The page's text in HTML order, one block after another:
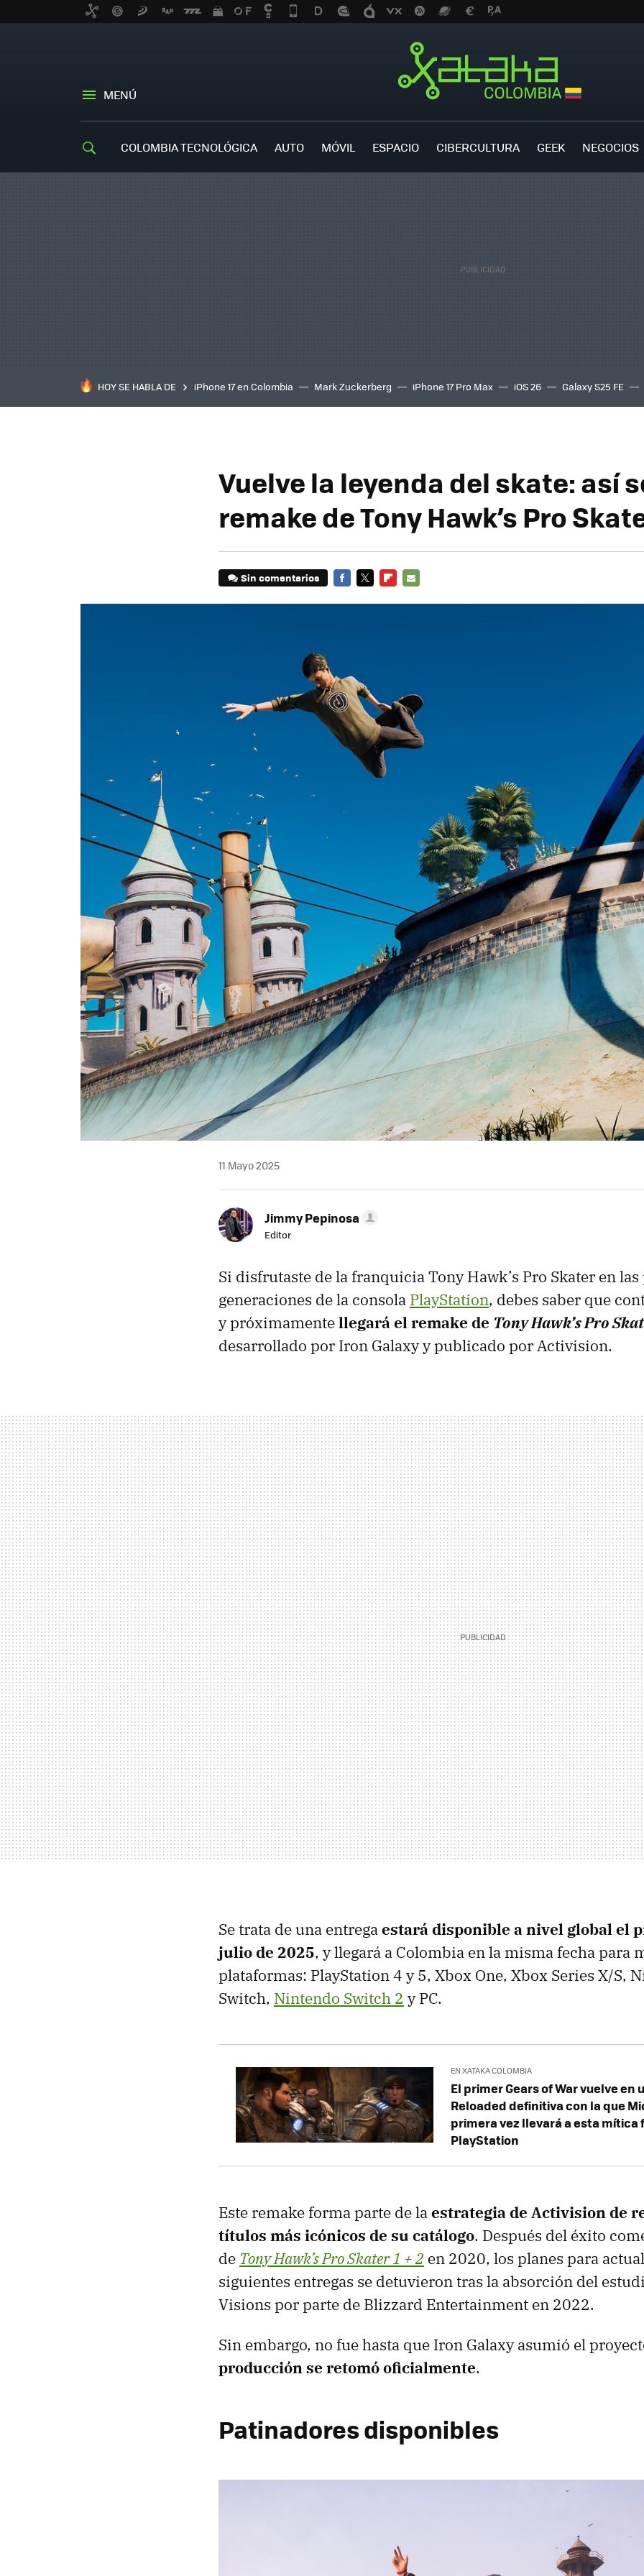
MENÚ
COLOMBIA TECNOLÓGICA AUTO MÓVIL ESPACIO CIBERCULTURA GEEK NEGOCIOS
HOY SE HABLA DE iPhone 17 en Colombia Mark Zuckerberg iPhone 17 Pro Max iOS 26 Galaxy S25 FE
inteligente
IA TCL C8K
Vuelve la leyenda del skate: así
remake de Tony Hawk’s Pro
Sin comentarios
11 Mayo 2025
Jimmy Pepinosa
Editor
Si disfrutaste de la franquicia Tony Hawk’s Pro Skater en
generaciones de la consola PlayStation, debes saber que
y próximamentellegará el remake de Tony Hawk’s Pro
desarrollado por Iron Galaxy y publicado por Activision.
Se trata de una entregaestará disponible a nivel global el
julio de 2025, y llegará a Colombia en la misma fecha para
plataformas: PlayStation 4 y 5, Xbox One, Xbox Series X/S,
Switch, Nintendo Switch 2 y PC.
EN XATAKA COLOMBIA
El primer Gears of War vuelve en
Reloaded definitiva con la que
primera vez llevará a esta mítica
PlayStation
Este remake forma parte de laestrategia de Activision de
títulos más icónicos de su catálogo. Después del éxito
de Tony Hawk’s Pro Skater 1 + 2 en 2020, los planes para
siguientes entregas se detuvieron tras la absorción del
Visions por parte de Blizzard Entertainment en 2022.
Sin embargo, no fue hasta que Iron Galaxy asumió el
producción se retomó oficialmente.
Patinadores disponibles